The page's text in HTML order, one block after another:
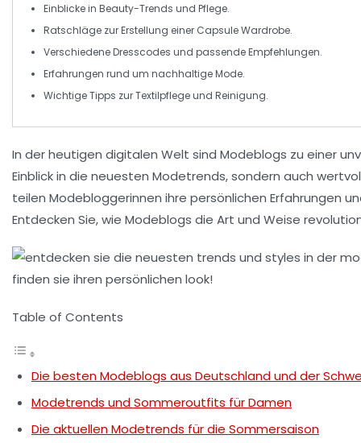
Einblicke in Beauty-Trends und Pflege.
Ratschläge zur Erstellung einer Capsule Wardrobe.
VerschiedeneDresscodes und passende Empfehlungen.
Erfahrungen rund um nachhaltige Mode.
Wichtige Tipps zurTextilpflegeund Reinigung.
In der heutigen digitalen Welt sind Modeblogs zu einer
Einblick in die neuesten Modetrends, sondern auch
teilen Modebloggerinnen ihre persönlichen Erfahrungen
Entdecken Sie, wie Modeblogs die Art und Weise
Table of Contents
Die besten Modeblogs aus Deutschland und der
Modetrends und Sommeroutfits für Damen
Die aktuellen Modetrends für die Sommersaison